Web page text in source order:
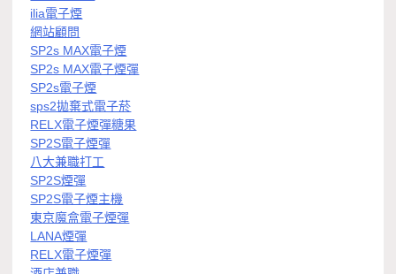
ilia電子煙
網站顧問
SP2s MAX電子煙
SP2s MAX電子煙彈
SP2s電子煙
sps2拋棄式電子菸
RELX電子煙彈糖果
SP2S電子煙彈
八大兼職打工
SP2S煙彈
SP2S電子煙主機
東京魔盒電子煙彈
LANA煙彈
RELX電子煙彈